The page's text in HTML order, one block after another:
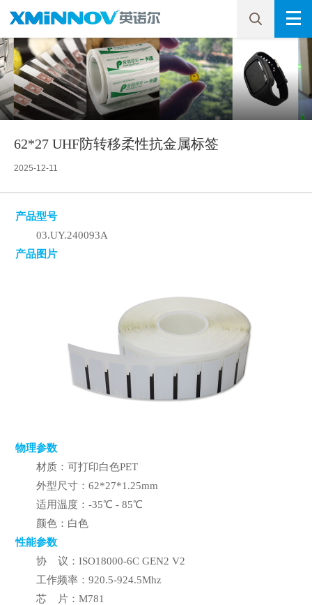
62*27 UHF防转移柔性抗金属标签
2025-12-11
产品型号
03.UY.240093A
产品图片
物理参数
材质：可打印白色PET
外型尺寸：62*27*1.25mm
适用温度：-35℃ - 85℃
颜色：白色
性能参数
协 议：ISO18000-6C GEN2 V2
工作频率：920.5-924.5Mhz
芯 片：M781